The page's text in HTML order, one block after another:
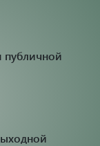
публичной